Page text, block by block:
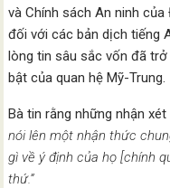
và Chính sách An ninh
đối với các bản dịch tiếng
lòng tin sâu sắc vốn đã
bật của quan hệ Mỹ-Trung.
Bà tin rằng những nhận xét
nói lên một nhận thức
gì về ý định của họ [chính
thứ.”